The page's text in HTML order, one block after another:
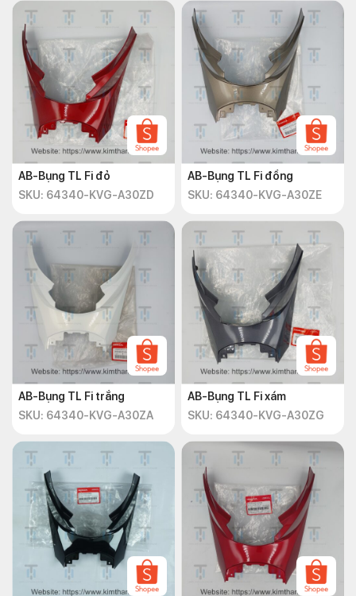
AB-Bụng TL Fi đỏ
SKU: 64340-KVG-A30ZD
AB-Bụng TL Fi đồng
SKU: 64340-KVG-A30ZE
AB-Bụng TL Fi trắng
SKU: 64340-KVG-A30ZA
AB-Bụng TL Fi xám
SKU: 64340-KVG-A30ZG